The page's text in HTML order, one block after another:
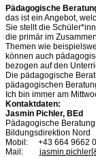
Pädagogische
das ist ein Angebot,
Sie stellt die
die primär im
Themen wie
können auch
bezogen auf den
Die pädagogische
pädagogischen
Ich bin immer am
Kontaktdaten:
Jasmin Pichler, BEd
Pädagogische Beratung
Bildungsdirektion Nord
Mobil: +43 664 9662
Mail: